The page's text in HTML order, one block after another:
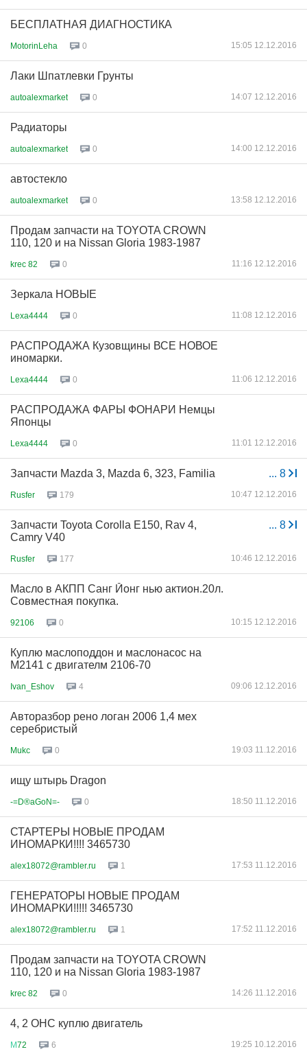
БЕСПЛАТНАЯ ДИАГНОСТИКА
MotorinLeha 0 15:05 12.12.2016
Лаки Шпатлевки Грунты
autoalexmarket 0 14:07 12.12.2016
Радиаторы
autoalexmarket 0 14:00 12.12.2016
автостекло
autoalexmarket 0 13:58 12.12.2016
Продам запчасти на TOYOTA CROWN
110, 120 и на Nissan Gloria 1983-1987
krec 82 0 11:16 12.12.2016
Зеркала НОВЫЕ
Lexa4444 0 11:08 12.12.2016
РАСПРОДАЖА Кузовщины ВСЕ НОВОЕ
иномарки.
Lexa4444 0 11:06 12.12.2016
РАСПРОДАЖА ФАРЫ ФОНАРИ Немцы
Японцы
Lexa4444 0 11:01 12.12.2016
... 8
Запчасти Mazda 3, Mazda 6, 323, Familia
Rusfer 179 10:47 12.12.2016
... 8
Запчасти Toyota Corolla E150, Rav 4,
Camry V40
Rusfer 177 10:46 12.12.2016
Масло в АКПП Санг Йонг нью актион.20л.
Совместная покупка.
92106 0 10:15 12.12.2016
Куплю маслоподдон и маслонасос на
М2141 с двигателм 2106-70
Ivan_Eshov 4 09:06 12.12.2016
Авторазбор рено логан 2006 1,4 мех
серебристый
Mukc 0 19:03 11.12.2016
ищу штырь Dragon
-=D®aGoN=- 0 18:50 11.12.2016
СТАРТЕРЫ НОВЫЕ ПРОДАМ
ИНОМАРКИ!!!! 3465730
alex18072@rambler.ru 1 17:53 11.12.2016
ГЕНЕРАТОРЫ НОВЫЕ ПРОДАМ
ИНОМАРКИ!!!!! 3465730
alex18072@rambler.ru 1 17:52 11.12.2016
Продам запчасти на TOYOTA CROWN
110, 120 и на Nissan Gloria 1983-1987
krec 82 0 14:26 11.12.2016
4, 2 OHC куплю двигатель
М72 6 19:25 10.12.2016